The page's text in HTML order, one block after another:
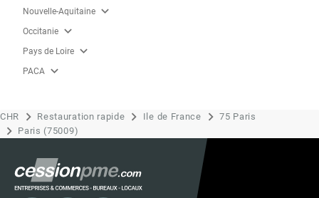
Nouvelle-Aquitaine expand_more
Occitanie expand_more
Pays de Loire expand_more
PACA expand_more
CHR Restauration rapide Ile de France
75 Paris
Paris (75009)